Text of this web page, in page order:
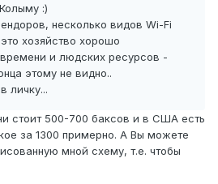
:)
несколько видов Wi-Fi
хозяйство хорошо
времени и людских ресурсов -
этому не видно..
личку...
стоит 500-700 баксов и в США есть
за 1300 примерно. А Вы можете
мной схему, т.е. чтобы